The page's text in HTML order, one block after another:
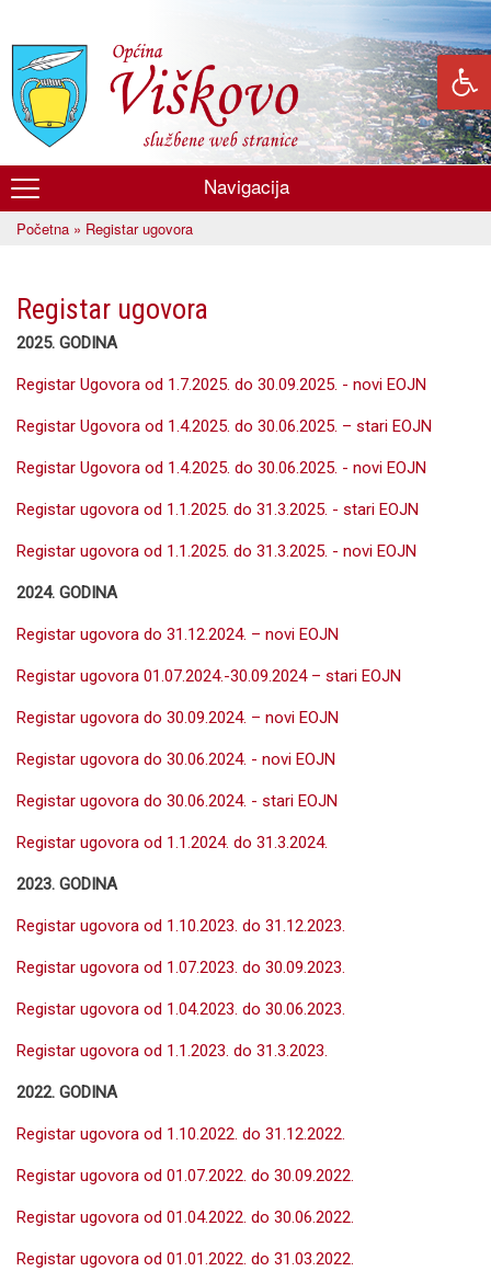
glavni
sadržaj
Općina
Viškovo
Navigacija
Početna » Registar ugovora
Registar ugovora
2025. GODINA
Registar Ugovora od 1.7.2025. do 30.09.2025. - novi EOJN
Registar Ugovora od 1.4.2025. do 30.06.2025. – stari EOJN
Registar Ugovora od 1.4.2025. do 30.06.2025. - novi EOJN
Registar ugovora od 1.1.2025. do 31.3.2025. - stari EOJN
Registar ugovora od 1.1.2025. do 31.3.2025. - novi EOJN
2024. GODINA
Registar ugovora do 31.12.2024. – novi EOJN
Registar ugovora 01.07.2024.-30.09.2024 – stari EOJN
Registar ugovora do 30.09.2024. – novi EOJN
Registar ugovora do 30.06.2024. - novi EOJN
Registar ugovora do 30.06.2024. - stari EOJN
Registar ugovora od 1.1.2024. do 31.3.2024.
2023. GODINA
Registar ugovora od 1.10.2023. do 31.12.2023.
Registar ugovora od 1.07.2023. do 30.09.2023.
Registar ugovora od 1.04.2023. do 30.06.2023.
Registar ugovora od 1.1.2023. do 31.3.2023.
2022. GODINA
Registar ugovora od 1.10.2022. do 31.12.2022.
Registar ugovora od 01.07.2022. do 30.09.2022.
Registar ugovora od 01.04.2022. do 30.06.2022.
Registar ugovora od 01.01.2022. do 31.03.2022.